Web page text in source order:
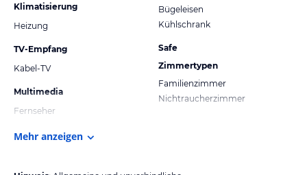
Klimatisierung
Heizung
TV-Empfang
Kabel-TV
Multimedia
Fernseher
Bügeleisen
Kühlschrank
Safe
Zimmertypen
Familienzimmer
Nichtraucherzimmer
Mehr anzeigen